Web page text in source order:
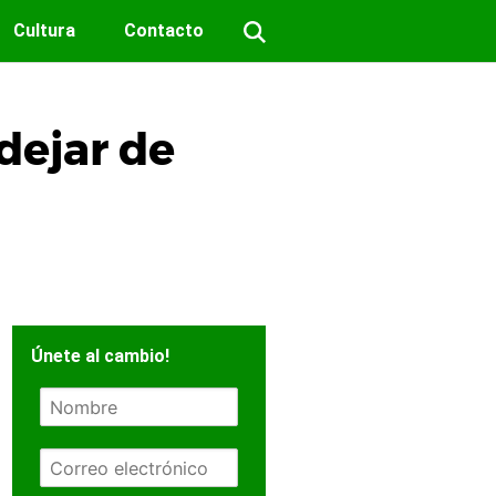
Cultura Contacto
de
Únete al cambio!
N
m
r
E
m